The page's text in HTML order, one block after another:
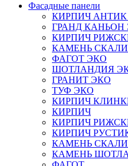
Фасадные панели
КИРПИЧ
ГРАНД КАНЬОН
КИРПИЧ
КАМЕНЬ
ФАГОТ ЭКО
ШОТЛАНДИЯ
ГРАНИТ ЭКО
ТУФ ЭКО
КИРПИЧ
КИРПИЧ
КИРПИЧ
КИРПИЧ
КАМЕНЬ
КАМЕНЬ